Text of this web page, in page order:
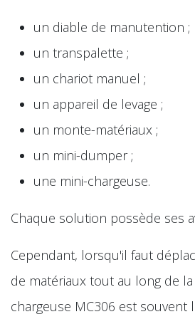
un diable de manutention ;
un transpalette ;
un chariot manuel ;
un appareil de levage ;
un monte-matériaux ;
un mini-dumper ;
une mini-chargeuse.
Chaque solution possède ses
Cependant, lorsqu'il faut
de matériaux tout au long de
chargeuse MC306 est souvent